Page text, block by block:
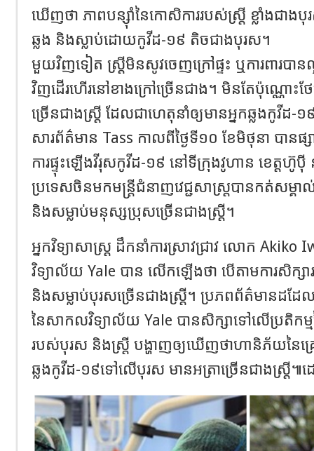
ឃើញថា ភាពបន្ស៊ាំនៃកោសិការរបស់ស្រ្ដី ខ្លាំងជាងបុរ
ឆ្លង និងស្លាប់ដោយកូវីដ-១៩ តិចជាងបុរស។
មួយវិញទៀត ស្ត្រីមិនសូវចេញក្រៅផ្ទះ ឬការពារប
វិញដើរហើរនៅខាងក្រៅច្រើនជាង។ មិនតែប៉ុណ្ណោះថ
ច្រើនជាងស្ត្រី ដែលជាហេតុនាំឲ្យមានអ្នកឆ្លងកូវីដ-១
សារព័ត៌មាន Tass កាលពីថ្ងៃទី១០ ខែមិថុនា បាន
ការផ្ទុះឡើងវីរុសកូវីដ-១៩ នៅទីក្រុងវូហាន ខេត្តហ៊ូ
ប្រទេសចិនមកមន្រ្ដីជំនាញវេជ្ជសាស្រ្ដបានកត់សម្គ
និងសម្លាប់មនុស្សប្រុសច្រើនជាងស្រ្ដី។
អ្នកវិទ្យាសាស្ត្រ ដឹកនាំការស្រាវជ្រាវ លោក
វិទ្យាល័យ Yale បាន លើកឡើងថា បើតាមការសិក្ស
និងសម្លាប់បុរសច្រើនជាងស្រ្ដី។ ប្រភពព័ត៌មានដដែលប
នៃសាកលវិទ្យាល័យ Yale បានសិក្សាទៅលើប្រតិកម្ម
របស់បុរស និងស្រ្ដី បង្ហាញឲ្យឃើញថាហានិភ័យនៃគ្រ
ឆ្លងកូវីដ-១៩ទៅលើបុរស មានអត្រាច្រើនជាងស្រ្ដី